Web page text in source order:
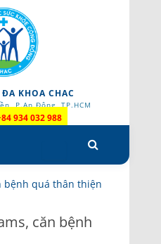
KHOA CHAC
P.An Đông, TP.HCM
934 032 988
to
content
bệnh quá thân thiện
căn bệnh